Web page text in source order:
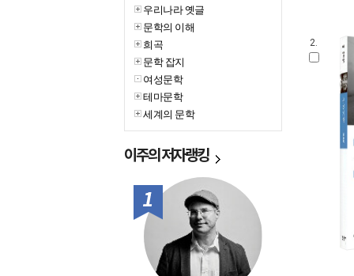
우리나라 옛글
문학의 이해
희곡
문학 잡지
여성문학
테마문학
세계의 문학
이주의저자랭킹
1위
2.